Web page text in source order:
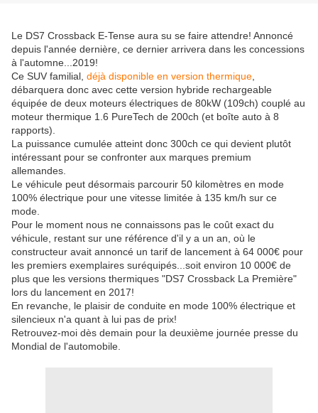
Le DS7 Crossback E-Tense aura su se faire attendre! Annoncé
depuis l'année dernière, ce dernier arrivera dans les concessions
à l'automne...2019!
Ce SUV familial, déjà disponible en version thermique
débarquera donc avec cette version hybride rechargeable
équipée de deux moteurs électriques de 80kW (109ch) couplé au
moteur thermique 1.6 PureTech de 200ch (et boîte auto à 8
rapports).
La puissance cumulée atteint donc 300ch ce qui devient plutôt
intéressant pour se confronter aux marques premium
allemandes.
Le véhicule peut désormais parcourir 50 kilomètres en mode
100% électrique pour une vitesse limitée à 135 km/h sur ce
mode.
Pour le moment nous ne connaissons pas le coût exact du
véhicule, restant sur une référence d'il y a un an, où le
constructeur avait annoncé un tarif de lancement à 64 000€ pour
les premiers exemplaires suréquipés...soit environ 10 000€ de
plus que les versions thermiques "DS7 Crossback La Première"
lors du lancement en 2017!
En revanche, le plaisir de conduite en mode 100% électrique et
silencieux n'a quant à lui pas de prix!
Retrouvez-moi dès demain pour la deuxième journée presse du
Mondial de l'automobile.